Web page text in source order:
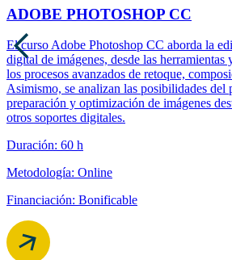
ADOBE PHOTOSHOP CC
El curso Adobe Photoshop CC aborda la
digital de imágenes, desde las herramientas
los procesos avanzados de retoque,
Asimismo, se analizan las posibilidades del
preparación y optimización de imágenes
otros soportes digitales.
Duración: 60 h
Metodología: Online
Financiación: Bonificable